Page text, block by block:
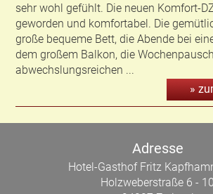
sehr wohl gefühlt. Die neuen Komfort-
geworden und komfortabel. Die
große bequeme Bett, die Abende bei
dem großem Balkon, die
abwechslungsreichen ...
»
Adresse
Hotel-Gasthof Fritz
Holzweberstraße 6 - 10